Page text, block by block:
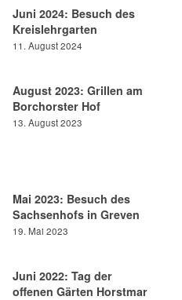
Juni 2024: Besuch des
Kreislehrgarten
11. August 2024
August 2023: Grillen am
Borchorster Hof
13. August 2023
Mai 2023: Besuch des
Sachsenhofs in Greven
19. Mai 2023
Juni 2022: Tag der
offenen Gärten Horstmar